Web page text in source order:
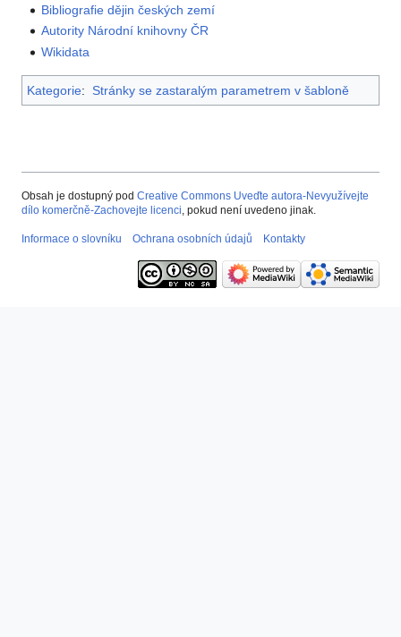
Bibliografie dějin českých zemí
Autority Národní knihovny ČR
Wikidata
Kategorie: Stránky se zastaralým parametrem v šabloně
Obsah je dostupný pod Creative Commons Uveďte autora-Nevyužívejte
dílo komerčně-Zachovejte licenci, pokud není uvedeno jinak.
Informace o slovníku Ochrana osobních údajů Kontakty